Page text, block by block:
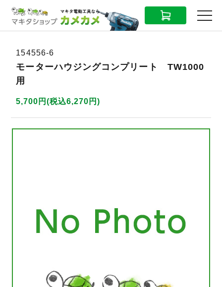
CART MENU
154556-6
モーターハウジングコンプリート TW1000
用
5,700円(税込6,270円)